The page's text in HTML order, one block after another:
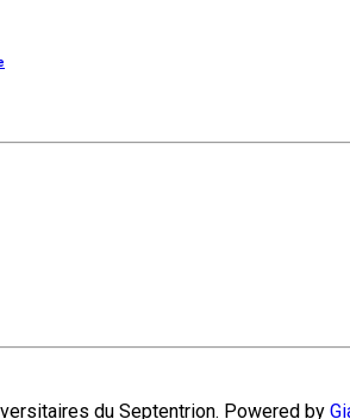
du Septentrion. Powered by